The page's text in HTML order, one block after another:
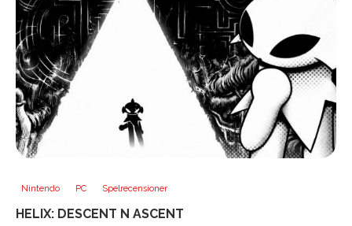
Nintendo PC Spelrecensioner
HELIX: DESCENT N ASCENT